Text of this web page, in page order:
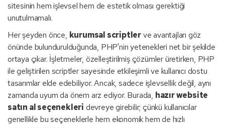
sitesinin hem işlevsel hem de estetik olması gerektiği
unutulmamalı.
Her şeyden önce, kurumsal scriptlerve avantajları göz
önünde bulundurulduğunda, PHP'nin yetenekleri net bir şekilde
ortaya çıkar. İşletmeler, özelleştirilmiş çözümler üretirken, PHP
ile geliştirilen scriptler sayesinde etkileşimli ve kullanıcı dostu
tasarımlar elde edebiliyor. Ancak, sadece işlevsellik değil, aynı
zamanda uyum da önem arz ediyor. Burada, hazır website
satın al seçenekleri devreye girebilir; çünkü kullanıcılar
genellikle bu seçeneklerle hem ekonomik hem de hızlı